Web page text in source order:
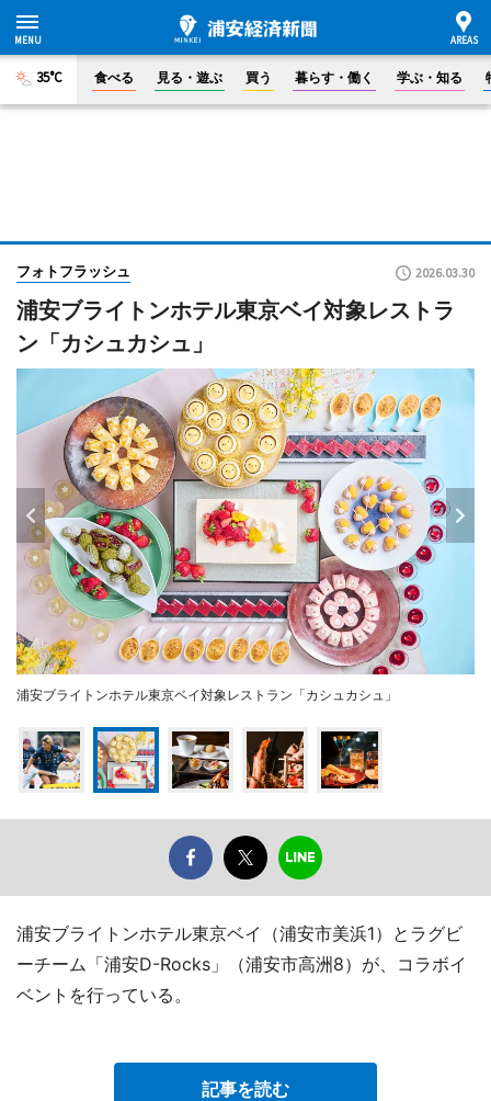
35°C 食べる 見る・遊ぶ 買う 暮らす・働く 学ぶ・知る
フォトフラッシュ 2026.03.30
浦安ブライトンホテル東京ベイ対象レストラ
ン「カシュカシュ」
浦安ブライトンホテル東京ベイ対象レストラン「カシュカシュ」
浦安ブライトンホテル東京ベイ（浦安市美浜1）とラグビ
ーチーム「浦安D-Rocks」（浦安市高洲8）が、コラボイ
ベントを行っている。
記事を読む